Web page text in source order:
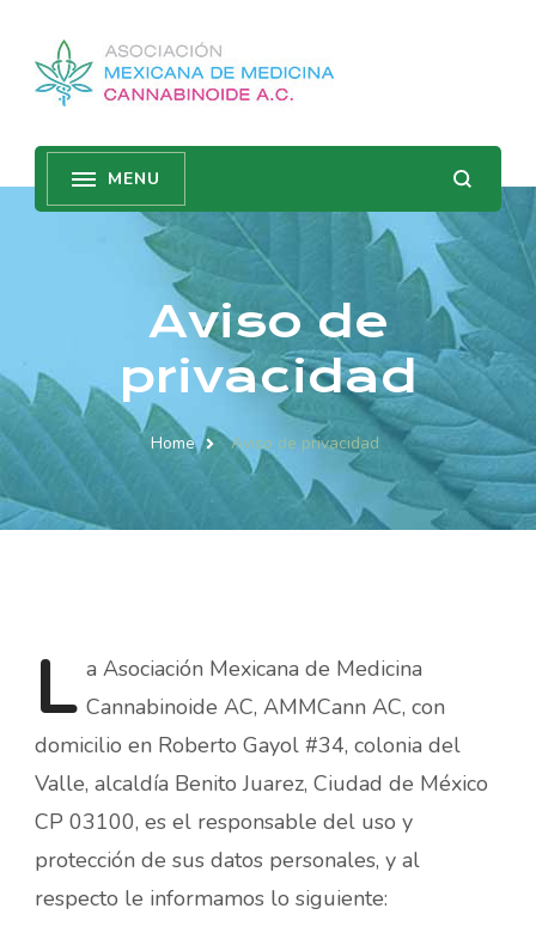
Aviso de
privacidad
Home Aviso de privacidad
L a Asociación Mexicana de Medicina
Cannabinoide AC, AMMCann AC, con
domicilio en Roberto Gayol #34, colonia del
Valle, alcaldía Benito Juarez, Ciudad de México
CP 03100, es el responsable del uso y
protección de sus datos personales, y al
respecto le informamos lo siguiente: